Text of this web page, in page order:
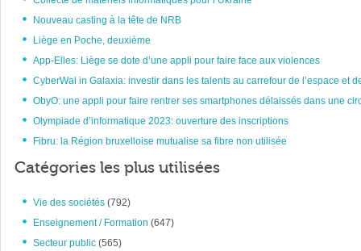
Nouveau casting à la tête de NRB
Liège en Poche, deuxième
App-Elles: Liège se dote d’une appli pour faire face aux violences
CyberWal in Galaxia: investir dans les talents au carrefour de l’espace et
ObyO: une appli pour faire rentrer ses smartphones délaissés dans une
Olympiade d’informatique 2023: ouverture des inscriptions
Fibru: la Région bruxelloise mutualise sa fibre non utilisée
Catégories les plus utilisées
Vie des sociétés (792)
Enseignement / Formation (647)
Secteur public (565)